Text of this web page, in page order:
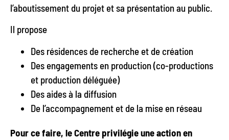
l’aboutissement du projet et sa présentation au public.
Il propose
Des résidences de recherche et de création
Des engagements en production (co-productions
et production déléguée)
Des aides à la diffusion
De l’accompagnement et de la mise en réseau
Pour ce faire, le Centre privilégie une action en